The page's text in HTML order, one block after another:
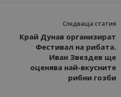
Следваща статия
Край Дунав организират
Фестивал на рибата.
Иван Звездев ще
оценява най-вкусните
рибни гозби